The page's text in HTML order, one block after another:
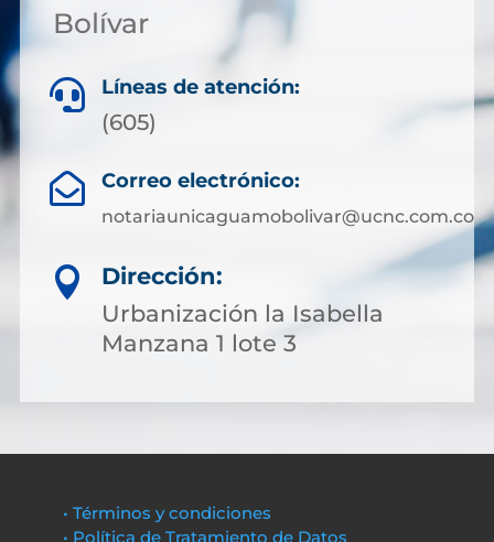
Bolívar
 Líneas de atención:
(605)
 Correo electrónico:
notariaunicaguamobolivar@ucnc.com.co

Dirección:
Urbanización la Isabella
Manzana 1 lote 3
• Términos y condiciones
• Política de Tratamiento de Datos